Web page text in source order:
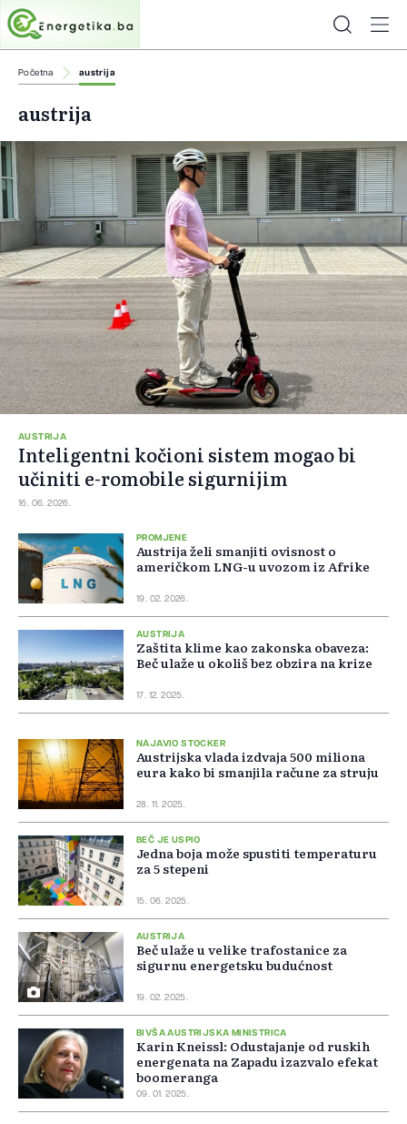
Početna austrija
austrija
AUSTRIJA
Inteligentni kočioni sistem mogao bi
učiniti e-romobile sigurnijim
16. 06. 2026.
PROMJENE
Austrija želi smanjiti ovisnost o
američkom LNG-u uvozom iz Afrike
19. 02. 2026.
AUSTRIJA
Zaštita klime kao zakonska obaveza:
Beč ulaže u okoliš bez obzira na krize
17. 12. 2025.
NAJAVIO STOCKER
Austrijska vlada izdvaja 500 miliona
eura kako bi smanjila račune za struju
28. 11. 2025.
BEČ JE USPIO
Jedna boja može spustiti temperaturu
za 5 stepeni
15. 06. 2025.
AUSTRIJA
Beč ulaže u velike trafostanice za
sigurnu energetsku budućnost
19. 02. 2025.
BIVŠA AUSTRIJSKA MINISTRICA
Karin Kneissl: Odustajanje od ruskih
energenata na Zapadu izazvalo efekat
boomeranga
09. 01. 2025.